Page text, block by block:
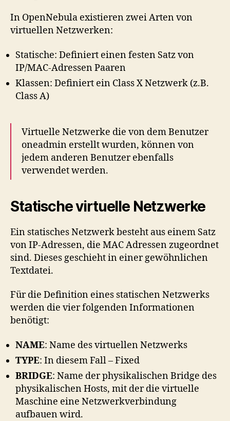
In OpenNebula existieren zwei Arten von
virtuellen Netzwerken:
Statische: Definiert einen festen Satz von
IP/MAC-Adressen Paaren
Klassen: Definiert ein Class X Netzwerk (z.B.
Class A)
Virtuelle Netzwerke die von dem Benutzer
oneadmin erstellt wurden, können von
jedem anderen Benutzer ebenfalls
verwendet werden.
Statische virtuelle Netzwerke
Ein statisches Netzwerk besteht aus einem Satz
von IP-Adressen, die MAC Adressen zugeordnet
sind. Dieses geschieht in einer gewöhnlichen
Textdatei.
Für die Definition eines statischen Netzwerks
werden die vier folgenden Informationen
benötigt:
NAME: Name des virtuellen Netzwerks
TYPE: In diesem Fall – Fixed
BRIDGE: Name der physikalischen Bridge des
physikalischen Hosts, mit der die virtuelle
Maschine eine Netzwerkverbindung
aufbauen wird.